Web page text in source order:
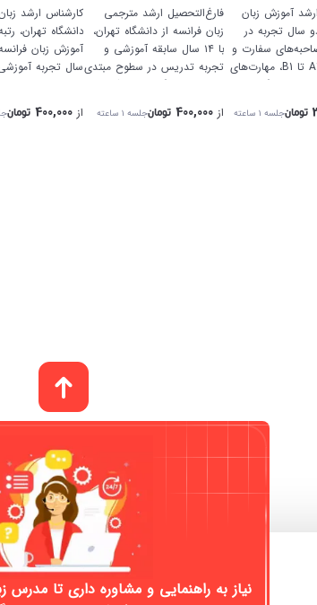
آموزش زبان
سال تجربه در
سفارت و
کلاس‌های A1 تا B1، مهارت‌های
بزرگسالان را
تومانجلسه ۱ ساعته
فارغ‌التحصیل ارشد مترجمی
زبان فرانسه از دانشگاه تهران،
با ۱۴ سال سابقه آموزشی و
تجربه تدریس در سطوح مبتدی
تا B2، به یادگیری زبان آموزان
با متدهای متنوع و اصولی کمک
می‌کند.
از400,000 تومانجلسه ۱ ساعته
کارشناس ارشد
سال تجربه
فرهنگی با زبان
از400,000 تومان
نیاز به راهنمایی و مشاوره داری تا مدرس